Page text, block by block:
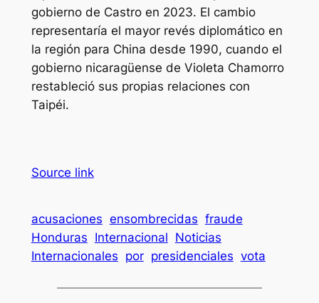
gobierno de Castro en 2023. El cambio
representaría el mayor revés diplomático en
la región para China desde 1990, cuando el
gobierno nicaragüense de Violeta Chamorro
restableció sus propias relaciones con
Taipéi.
Source link
acusaciones ensombrecidas fraude
Honduras Internacional Noticias
Internacionales por presidenciales vota